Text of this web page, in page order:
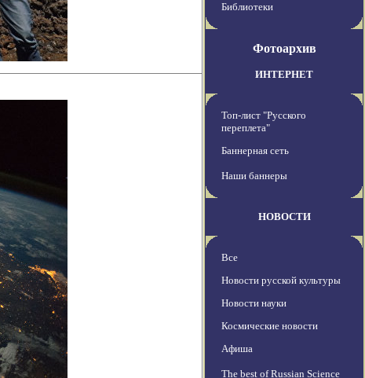
Библиотеки
Фотоархив
ИНТЕРНЕТ
Топ-лист "Русского
переплета"
Баннерная сеть
Наши баннеры
НОВОСТИ
Все
Новости русской культуры
Новости науки
Космические новости
Афиша
The best of Russian Science